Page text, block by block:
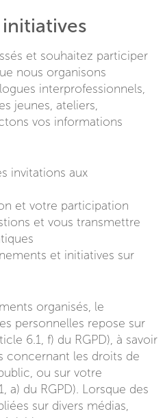
et souhaitez participer
nous organisons
interprofessionnels,
jeunes, ateliers,
vos informations
invitations aux
et votre participation
et vous transmettre
et initiatives sur
organisés, le
personnelles repose sur
6.1, f) du RGPD), à savoir
concernant les droits de
ou sur votre
a) du RGPD). Lorsque des
sur divers médias,